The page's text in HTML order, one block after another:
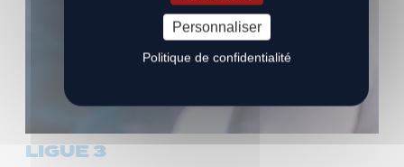
LIGUE 3
Personnaliser
Politique de confidentialité